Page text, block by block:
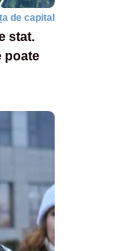
de capital
stat.
poate